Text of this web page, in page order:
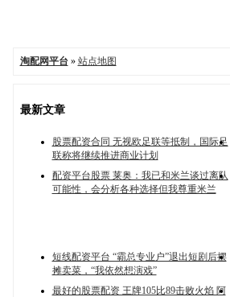
淘配网平台» 站点地图
最新文章
股票配资合同 无视欧足联等抵制，国际足
联称将继续推进商业计划
配资平台股票 莱奥：我已和米兰谈过离队
可能性，会分析各种选择但我尊重米兰
短线配资平台 “霸总专业户”退出短剧后摆
摊卖菜，“我依然想演戏”
最好的股票配资 王牌105比89击败火焰 阿